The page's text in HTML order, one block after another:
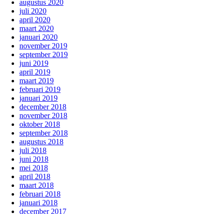
augustus 2020
juli 2020
april 2020
maart 2020
januari 2020
november 2019
september 2019
juni 2019
april 2019
maart 2019
februari 2019
januari 2019
december 2018
november 2018
oktober 2018
september 2018
augustus 2018
juli 2018
juni 2018
mei 2018
april 2018
maart 2018
februari 2018
januari 2018
december 2017